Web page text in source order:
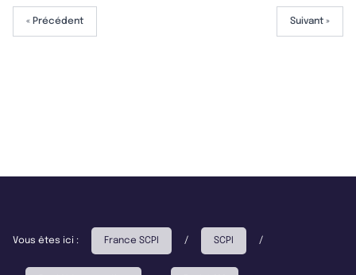
« Précédent Suivant »
Vous êtes ici : France SCPI / SCPI /